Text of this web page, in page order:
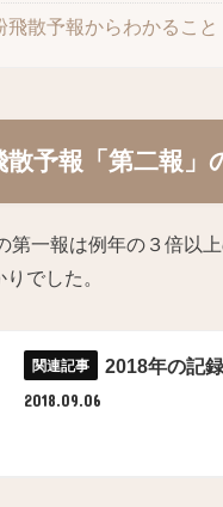
飛散予報からわかること
予報「第二報
第一報は例年の３倍以
でした。
2018年の記
2018.09.06